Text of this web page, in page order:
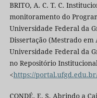
BRITO, A. C. T. C.
monitoramento do
Universidade Federal da
Dissertação (Mestrado
Universidade Federal da
no Repositório
<https://
CONDÉ, E. S. Abrindo a